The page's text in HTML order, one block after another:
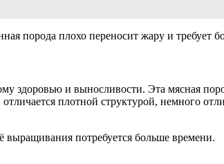
порода плохо переносит жару и требует
здоровью и выносливости. Эта мясная
плотной структурой, немного
выращивания потребуется больше времени.